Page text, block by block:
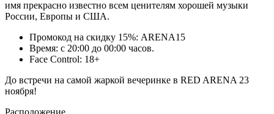
имя прекрасно известно всем ценителям хорошей музыки
России, Европы и США.
Промокод на скидку 15%: ARENA15
Время: с 20:00 до 00:00 часов.
Face Control: 18+
До встречи на самой жаркой вечеринке в RED ARENA 23
ноября!
Расположение